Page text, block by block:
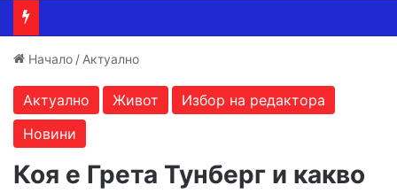
Начало / Актуално
Актуално Живот
Избор на редактора
Новини
Коя е Грета Тунберг и какво